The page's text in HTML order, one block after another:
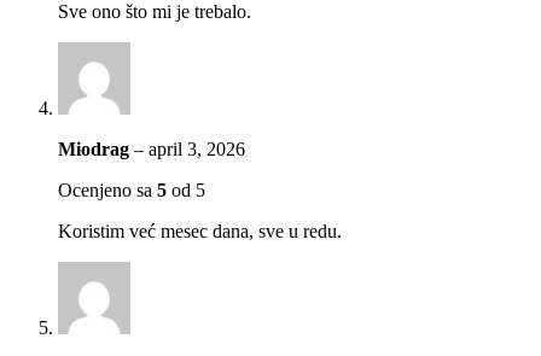
Sve ono što mi je trebalo.
Miodrag – april 3, 2026
Ocenjeno sa 5 od 5
Koristim već mesec dana, sve u redu.